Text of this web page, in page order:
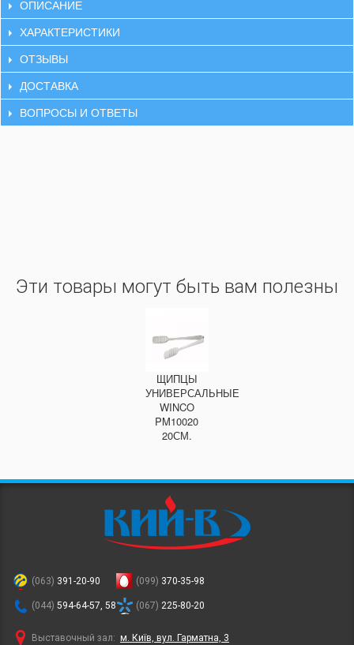
ОПИСАНИЕ
ХАРАКТЕРИСТИКИ
ОТЗЫВЫ
ДОСТАВКА
ВОПРОСЫ И ОТВЕТЫ
Эти товары могут быть вам полезны
ЩИПЦЫ
УНИВЕРСАЛЬНЫЕ
WINCO
PM10020
20СМ.
(063) 391-20-90
(044) 594-64-57, 58
(099) 370-35-98
(067) 225-80-20
Выставочный зал: м. Київ, вул. Гарматна, 3